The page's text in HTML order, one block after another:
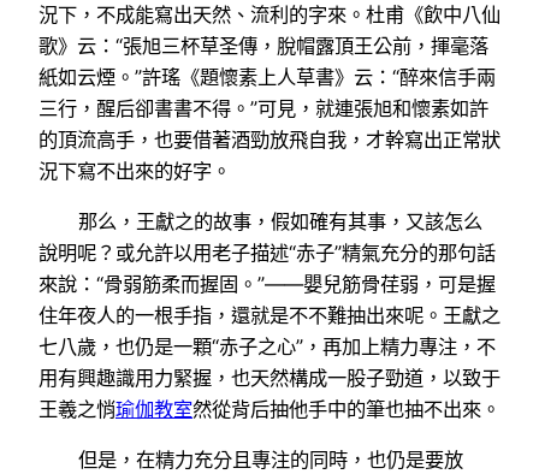
況下，不成能寫出天然、流利的字來。杜甫《飲中八仙
歌》云：“張旭三杯草圣傳，脫帽露頂王公前，揮毫落
紙如云煙。”許瑤《題懷素上人草書》云：“醉來信手兩
三行，醒后卻書書不得。”可見，就連張旭和懷素如許
的頂流高手，也要借著酒勁放飛自我，才幹寫出正常狀
況下寫不出來的好字。
那么，王獻之的故事，假如確有其事，又該怎么
說明呢？或允許以用老子描述“赤子”精氣充分的那句話
來說：“骨弱筋柔而握固。”——嬰兒筋骨荏弱，可是握
住年夜人的一根手指，還就是不不難抽出來呢。王獻之
七八歲，也仍是一顆“赤子之心”，再加上精力專注，不
用有興趣識用力緊握，也天然構成一股子勁道，以致于
王羲之悄瑜伽教室然從背后抽他手中的筆也抽不出來。
但是，在精力充分且專注的同時，也仍是要放